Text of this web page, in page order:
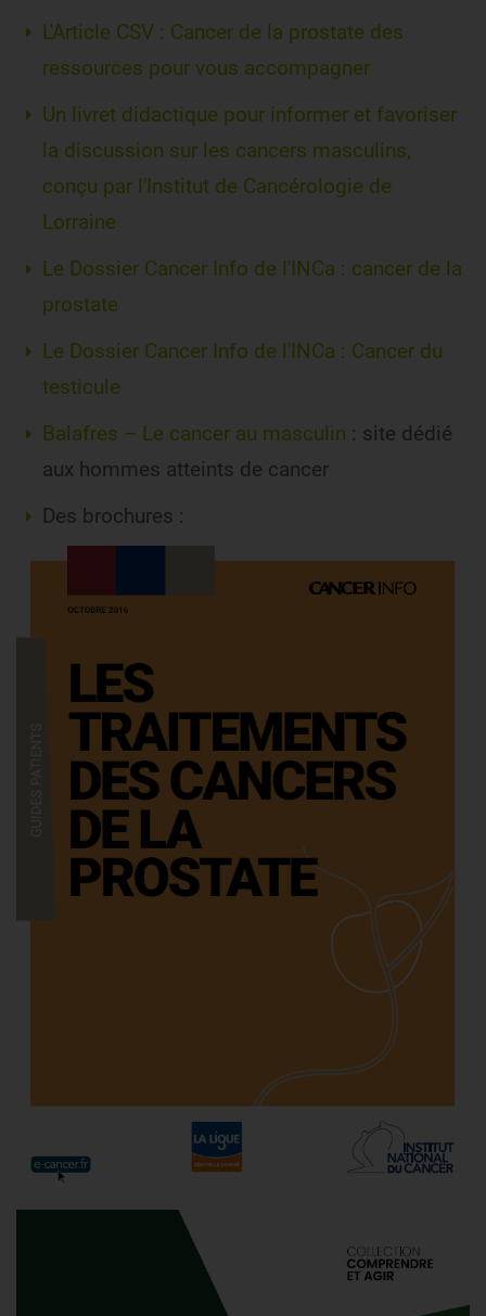
L'Article CSV : Cancer de la prostate des
ressources pour vous accompagner
Un livret didactique pour informer et favoriser
la discussion sur les cancers masculins,
conçu par l'Institut de Cancérologie de
Lorraine
Le Dossier Cancer Info de l'INCa : cancer de la
prostate
Le Dossier Cancer Info de l'INCa : Cancer du
testicule
Balafres – Le cancer au masculin : site dédié
aux hommes atteints de cancer
Des brochures :